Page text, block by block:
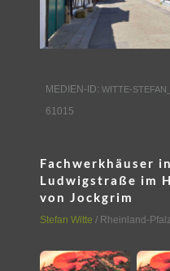
MEDIEN-ID: WITTE-
61015
Fachwerkhäuser
Ludwigstraße im
von Jockgrim
Stefan Witte / Rheinland-Pfalz